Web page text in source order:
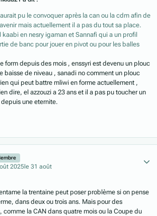
pu le convoquer après la can ou la cdm afin de
mais actuellement il a pas du tout sa place.
kaabi en nesry igaman et Sannafi qui a un profil
de banc pour jouer en pivot ou pour les balles
form depuis des mois , enssyri est devenu un plouc
baisse de niveau , sanadi no comment un plouc
qui peut battre mliwi en forme actuellement ,
dire, el azzouzi a 23 ans et il a pas pu toucher un
une eternite.
2025 le 31 août
la trentaine peut poser problème si on pense
dans deux ou trois ans. Mais pour des
la CAN dans quatre mois ou la Coupe du